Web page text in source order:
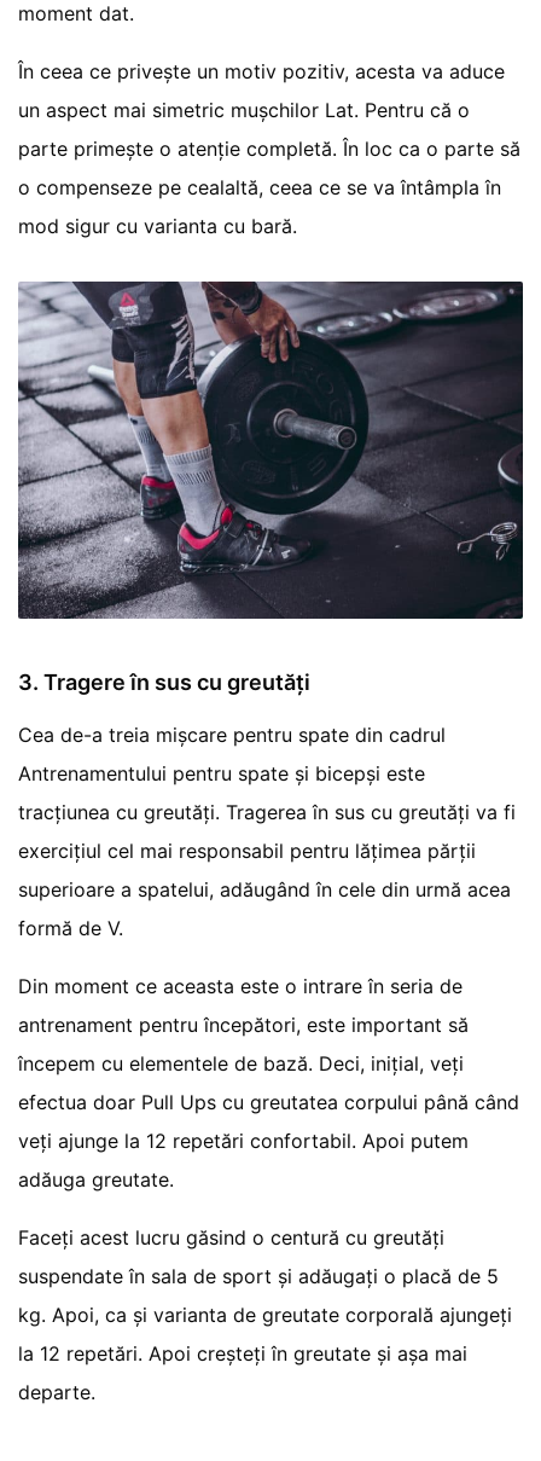
moment dat.
În ceea ce privește un motiv pozitiv, acesta va aduce
un aspect mai simetric mușchilor Lat. Pentru că o
parte primește o atenție completă. În loc ca o parte să
o compenseze pe cealaltă, ceea ce se va întâmpla în
mod sigur cu varianta cu bară.
3. Tragere în sus cu greutăți
Cea de-a treia mișcare pentru spate din cadrul
Antrenamentului pentru spate și bicepși este
tracțiunea cu greutăți. Tragerea în sus cu greutăți va fi
exercițiul cel mai responsabil pentru lățimea părții
superioare a spatelui, adăugând în cele din urmă acea
formă de V.
Din moment ce aceasta este o intrare în seria de
antrenament pentru începători, este important să
începem cu elementele de bază. Deci, inițial, veți
efectua doar Pull Ups cu greutatea corpului până când
veți ajunge la 12 repetări confortabil. Apoi putem
adăuga greutate.
Faceți acest lucru găsind o centură cu greutăți
suspendate în sala de sport și adăugați o placă de 5
kg. Apoi, ca și varianta de greutate corporală ajungeți
la 12 repetări. Apoi creșteți în greutate și așa mai
departe.